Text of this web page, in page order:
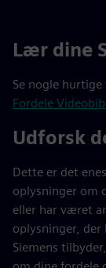
Lær dine
Se nogle
Fordele
Udforsk
Dette er det
oplysninger om
eller har været
oplysninger,
Siemens